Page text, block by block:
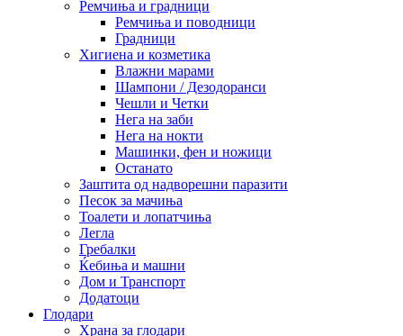
Ремчиња и градници
Ремчиња и поводници
Градници
Хигиена и козметика
Влажни марами
Шампони / Дезодоранси
Чешли и Четки
Нега на заби
Нега на нокти
Машинки, фен и ножици
Останато
Заштита од надворешни паразити
Песок за мачиња
Тоалети и лопатчиња
Легла
Гребалки
Ќебиња и машни
Дом и Транспорт
Додатоци
Глодари
Храна за глодари